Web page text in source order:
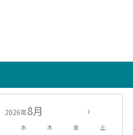
2026年8月
水 木 金 土